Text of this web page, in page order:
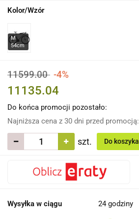
Kolor/Wzór
11599.00 -4%
11135.04
Do końca promocji pozostało:
Najniższa cena z 30 dni przed promocją:
szt. Do koszyka
Wysyłka w ciągu 24 godziny